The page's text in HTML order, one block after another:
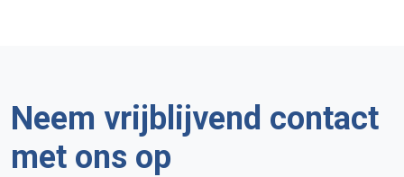
Neem vrijblijvend contact
met ons op